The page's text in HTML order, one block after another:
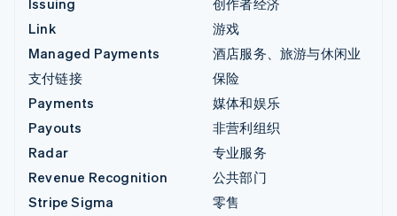
Link
Managed Payments
支付链接
Payments
Payouts
Radar
Revenue Recognition
Stripe Sigma
游戏
酒店服务、旅游与休闲业
保险
媒体和娱乐
非营利组织
专业服务
公共部门
零售